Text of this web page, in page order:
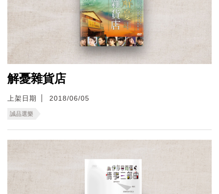
解憂雜貨店
上架日期 2018/06/05
誠品選樂